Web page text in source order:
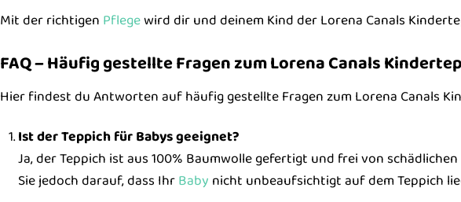
Mit der richtigen Pflegewird dir und deinem Kind der Lorena Canals
FAQ – Häufig gestellte Fragen zum Lorena Canals
Hier findest du Antworten auf häufig gestellte Fragen zum Lorena Canals
Ist der Teppich für Babys geeignet?
Ja, der Teppich ist aus 100% Baumwolle gefertigt und frei von
Sie jedoch darauf, dass IhrBaby nicht unbeaufsichtigt auf dem Teppich